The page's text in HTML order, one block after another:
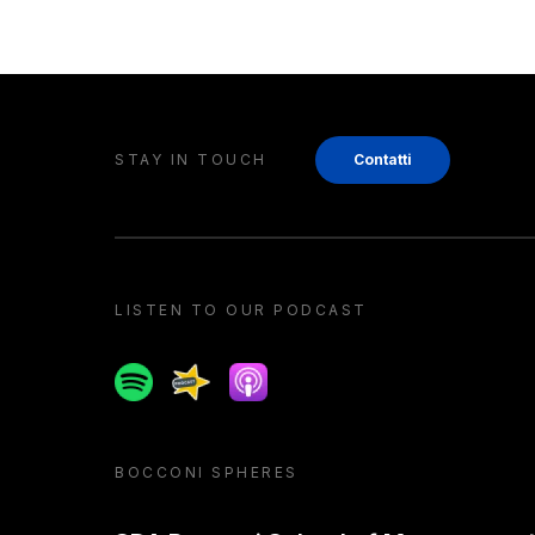
STAY IN TOUCH Contatti
LISTEN TO OUR PODCAST
SpotifySpreakerApple podcast
BOCCONI SPHERES